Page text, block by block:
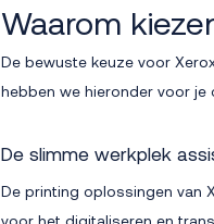
Waarom
De bewuste keuze voor
hebben we hieronder voor je
De slimme werkplek
De printing oplossingen van